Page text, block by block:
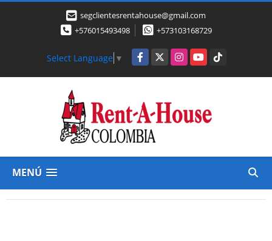
segclientesrentahouse@gmail.com
+576015493498
+573103168729
Select Language ▼ Facebook
X InstagramYouTubeTikTok
MENÚ